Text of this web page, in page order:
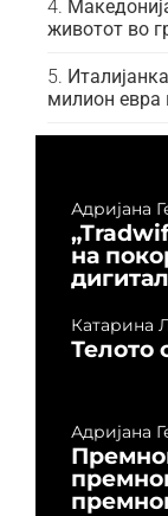
животот во
милион евра
Адријана
на
Катарина
Телото
Адријана